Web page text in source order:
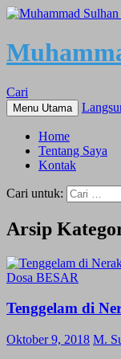
Cari
Menu Utama
Home
Tentang Saya
Kontak
Cari untuk:
Arsip
Dosa BESAR
Tenggelam di
Oktober 9, 2018 M.